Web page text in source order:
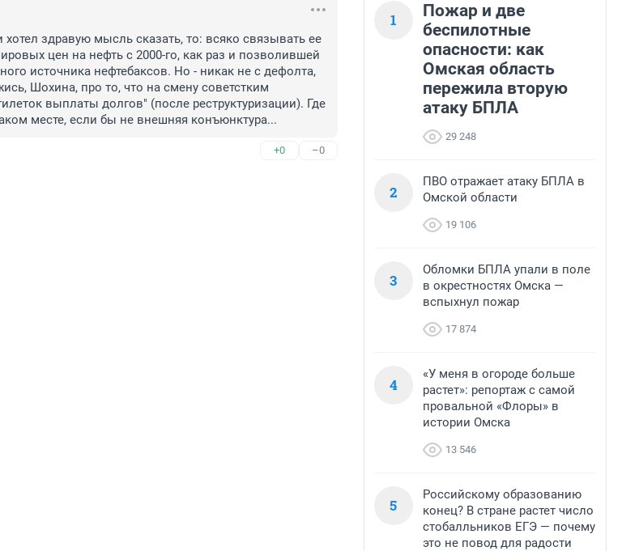
хотел здравую мысль сказать, то: всяко связывать ее
цен на нефть с 2000-го, как раз и позволившей
источника нефтебаксов. Но - никак не с дефолта,
Шохина, про то, что на смену советстким
выплаты долгов" (после реструктуризации). Где
месте, если бы не внешняя конъюнктура...
+0 –0
1
Пожар и две
беспилотные
опасности: как
Омская область
пережила вторую
атаку БПЛА
29 248
2
ПВО отражает атаку БПЛА в
Омской области
19 106
3
Обломки БПЛА упали в поле
в окрестностях Омска —
вспыхнул пожар
17 874
4
«У меня в огороде больше
растет»: репортаж с самой
провальной «Флоры» в
истории Омска
13 546
5
Российскому образованию
конец? В стране растет число
стобалльников ЕГЭ — почему
это не повод для радости